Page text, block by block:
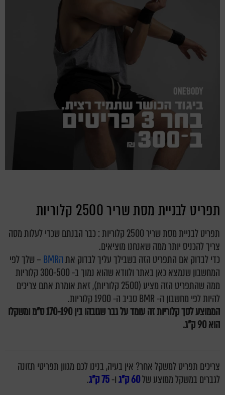
תפריט לבניית מסת שריר 2500 קלוריות
תפריט לבניית מסת שריר 2500 קלוריות : כבר הבנתם שכדי לעלות מסה
צריך להכניס יותר ממה שאנחנו מוציאים.
כדי לבדוק אם התפריט הזה בשבילך עליך לבדוק אתהBMR
– שלך לפי
המחשבון שנמצא כאן באתר ולוודא שהוא נמוך ב- 300-500 קלוריות
ממה שהתפריט הזה מציע (2500 קלוריות), זאת אומרת אתם צריכים
להיות לפי מחשבון ה- BMR סביב ה- 1900 קלוריות.
הממוצע לסך קלוריות זה עומד על גבר שגובהו בין 170-190 ס"מ ומשקלו
הוא 90 ק"ג.
צריכים תפריט למשקל אחר? אין בעיה, בנינו לכם מגוון תפריטי תזונה
לגברים במשקל ממוצע של60 ק"ג ו-75 ק"ג .